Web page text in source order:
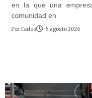
en la que una
comunidad en
Por Carlos 5 agosto 2026